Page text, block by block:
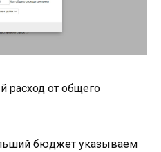
расход от общего
бюджет указываем